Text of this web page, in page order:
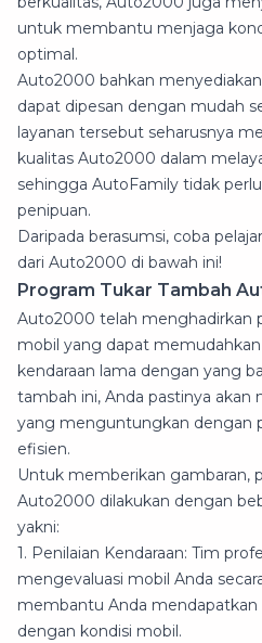
untuk membantu menjaga
optimal.
Auto2000 bahkan menyediakan
dapat dipesan dengan mudah
layanan tersebut seharusnya
kualitas Auto2000 dalam
sehingga AutoFamily tidak
penipuan.
Daripada berasumsi, coba
dari Auto2000 di bawah ini!
Program Tukar Tambah
Auto2000 telah menghadirkan
mobil yang dapat
kendaraan lama dengan yang
tambah ini, Anda pastinya akan
yang menguntungkan dengan
efisien.
Untuk memberikan gambaran,
Auto2000 dilakukan dengan
yakni:
1. Penilaian Kendaraan: Tim
mengevaluasi mobil Anda
membantu Anda mendapatkan
dengan kondisi mobil.